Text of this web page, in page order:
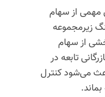
مهمی از سهام
زیرمجموعه
از سهام
تابعه در
می‌شود کنترل